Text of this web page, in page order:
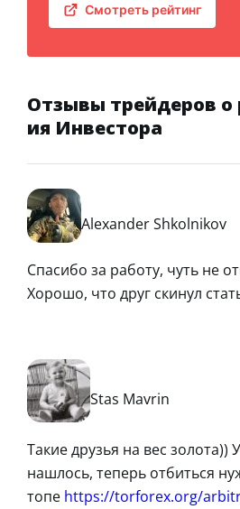
Смотреть рейтинг
Отзывы трейдеров о
ия Инвестора
Alexander Shkolnikov
Спасибо за работу, чуть не
Хорошо, что друг скинул
Stas Mavrin
Такие друзья на вес золота))
нашлось, теперь отбиться
топе https://torforex.org/